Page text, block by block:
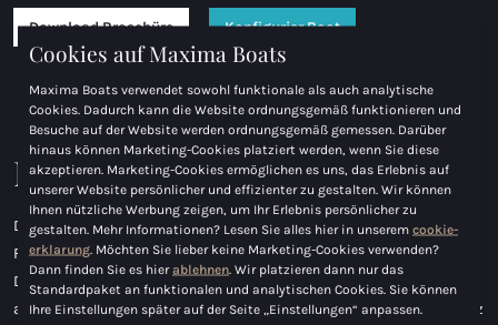
Download Broschüre Konfigurier Boot
Maxima 800 Kabine
Das Design der Maxima 800 Kabine ist auf Komfort und
Funktionalität ausgerichtet.
Das geräumige Cockpit ist mit einer doppelsitzigen Fahrerbank
ausgestattet, auf der Fahrer und Beifahrer bequem und stilvoll Platz
Cookies auf Maxima Boats
Maxima Boats verwendet sowohl funktionale als auch analytische
Cookies. Dadurch kann die Website ordnungsgemäß funktionieren und
Besuche auf der Website werden ordnungsgemäß gemessen. Darüber
hinaus können Marketing-Cookies platziert werden, wenn Sie diese
akzeptieren. Marketing-Cookies ermöglichen es uns, das Erlebnis auf
unserer Website persönlicher und effizienter zu gestalten. Wir können
Ihnen nützliche Werbung zeigen, um Ihr Erlebnis persönlicher zu
gestalten. Mehr Informationen? Lesen Sie alles hier in unserem cookie-
erklarung . Möchten Sie lieber keine Marketing-Cookies verwenden?
Dann finden Sie es hierablehnen . Wir platzieren dann nur das
Standardpaket an funktionalen und analytischen Cookies. Sie können
Ihre Einstellungen später auf der Seite „Einstellungen“ anpassen.